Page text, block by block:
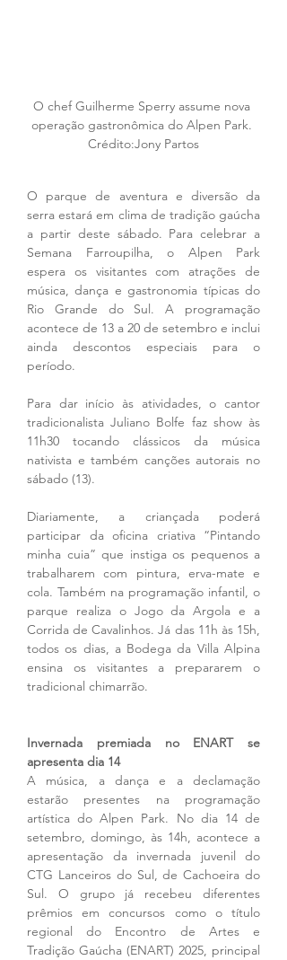
O chef Guilherme Sperry assume nova
operação gastronômica do Alpen Park.
Crédito:Jony Partos
O parque de aventura e diversão da
serra estará em clima de tradição gaúcha
a partir deste sábado. Para celebrar a
Semana Farroupilha, o Alpen Park
espera os visitantes com atrações de
música, dança e gastronomia típicas do
Rio Grande do Sul. A programação
acontece de 13 a 20 de setembro e inclui
ainda descontos especiais para o
período.
Para dar início às atividades, o cantor
tradicionalista Juliano Bolfe faz show às
11h30 tocando clássicos da música
nativista e também canções autorais no
sábado (13).
Diariamente, a criançada poderá
participar da oficina criativa “Pintando
minha cuia” que instiga os pequenos a
trabalharem com pintura, erva-mate e
cola. Também na programação infantil, o
parque realiza o Jogo da Argola e a
Corrida de Cavalinhos. Já das 11h às 15h,
todos os dias, a Bodega da Villa Alpina
ensina os visitantes a prepararem o
tradicional chimarrão.
Invernada premiada no ENART se
apresenta dia 14
A música, a dança e a declamação
estarão presentes na programação
artística do Alpen Park. No dia 14 de
setembro, domingo, às 14h, acontece a
apresentação da invernada juvenil do
CTG Lanceiros do Sul, de Cachoeira do
Sul. O grupo já recebeu diferentes
prêmios em concursos como o título
regional do Encontro de Artes e
Tradição Gaúcha (ENART) 2025, principal